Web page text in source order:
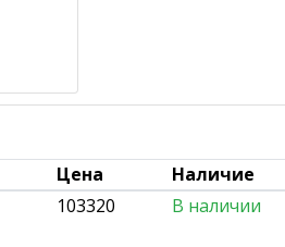
Цена Наличие
103320 В наличии